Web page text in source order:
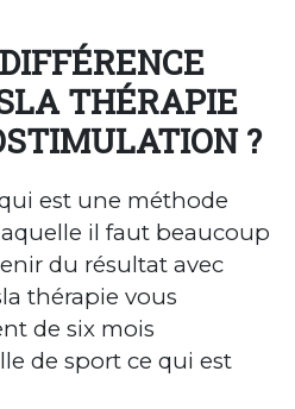
THÉRAPIE
?
est une méthode
il faut beaucoup
du résultat avec
thérapie vous
de six mois
de sport ce qui est